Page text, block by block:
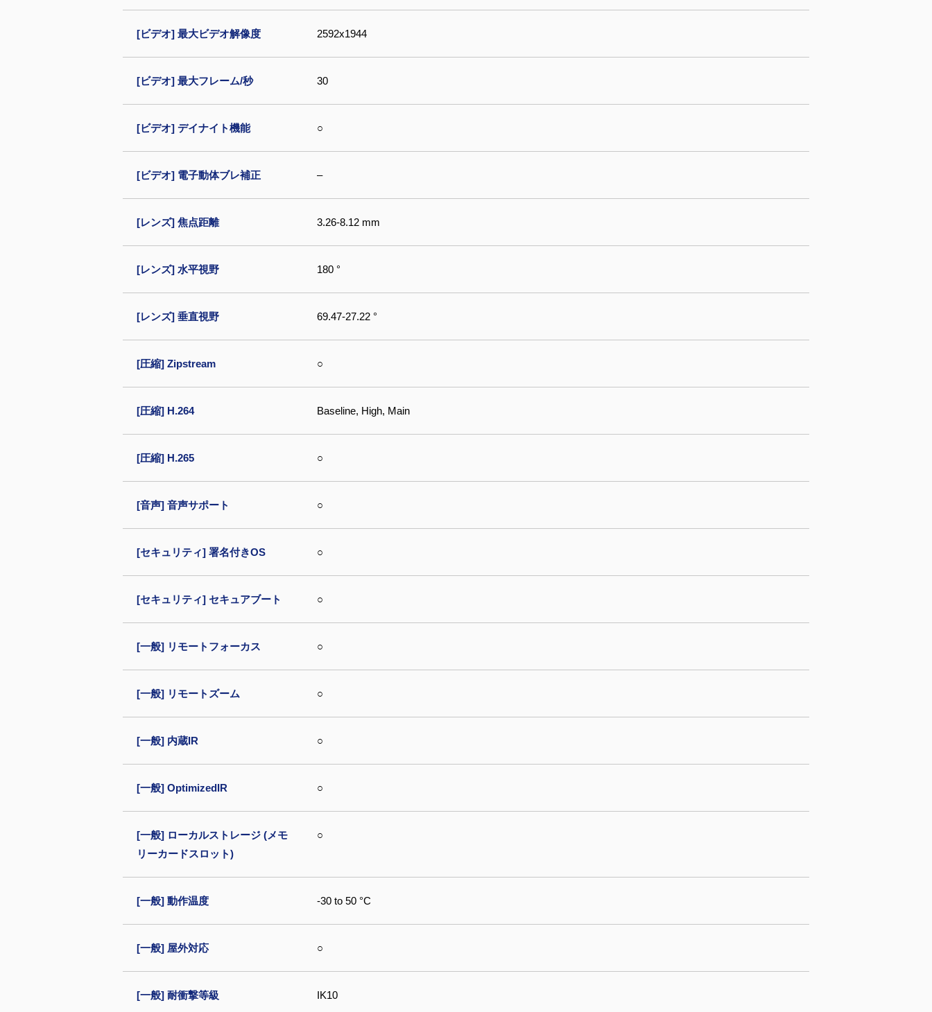
[ビデオ] 最大ビデオ解像度 2592x1944
[ビデオ] 最大フレーム/秒 30
[ビデオ] デイナイト機能 ○
[ビデオ] 電子動体ブレ補正 –
[レンズ] 焦点距離 3.26-8.12 mm
[レンズ] 水平視野 180 °
[レンズ] 垂直視野 69.47-27.22 °
[圧縮] Zipstream ○
[圧縮] H.264 Baseline, High, Main
[圧縮] H.265 ○
[音声] 音声サポート ○
[セキュリティ] 署名付きOS ○
[セキュリティ] セキュアブート ○
[一般] リモートフォーカス ○
[一般] リモートズーム ○
[一般] 内蔵IR ○
[一般] OptimizedIR ○
[一般] ローカルストレージ (メモ
リーカードスロット)
○
[一般] 動作温度 -30 to 50 °C
[一般] 屋外対応 ○
[一般] 耐衝撃等級 IK10